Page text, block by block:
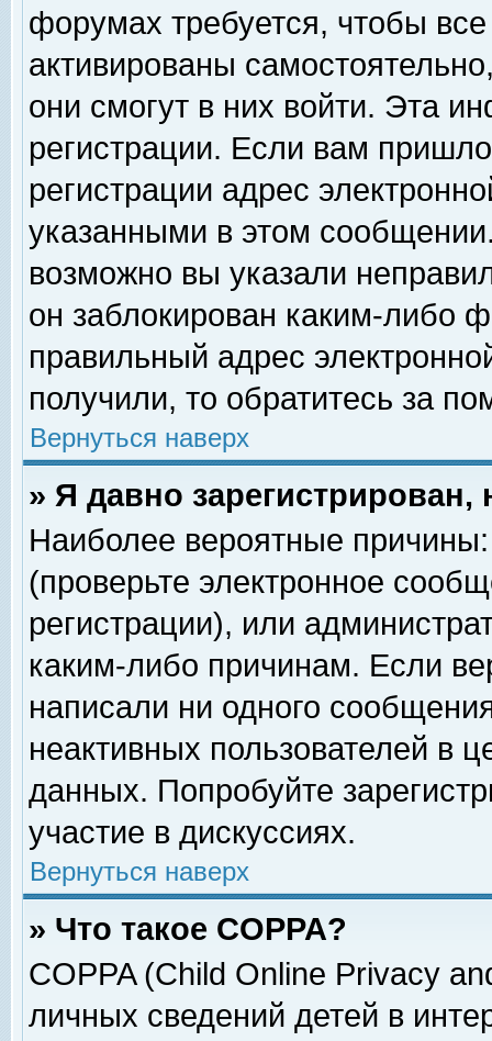
форумах требуется, чтобы
активированы
они смогут в них войти. Эта
регистрации. Если вам
регистрации адрес
указанными в этом
возможно вы указали
он заблокирован каким-либо
правильный адрес
получили, то обратитесь за
Вернуться наверх
» Я давно
Наиболее вероятные
(проверьте электронное
регистрации), или
каким-либо причинам. Если
написали ни одного
неактивных пользователей в
данных. Попробуйте
участие в дискуссиях.
Вернуться наверх
» Что такое COPPA?
COPPA (Child Online Privacy
личных сведений детей в